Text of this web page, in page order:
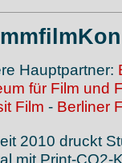
Hauptpartner:
für Film und
Film - Berliner
2010 druckt
mit Print-CO2-